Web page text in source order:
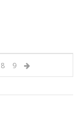
8 9